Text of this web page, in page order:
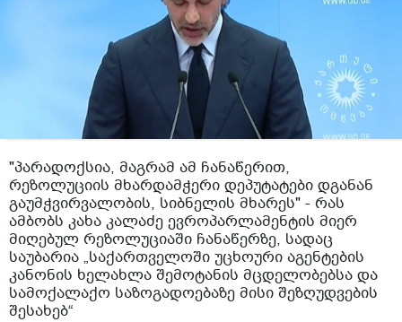
"პარადოქსია, მაგრამ ამ ჩანაწერით,
რეზოლუციის მხარდამჭერი დეპუტატები დგანან
გაუმჭვირვალობის, სიბნელის მხარეს" - რას
ამბობს კახა კალაძე ევროპარლამენტის მიერ
მიღებულ რეზოლუციაში ჩანაწერზე, სადაც
საუბარია „საქართველოში უცხოური აგენტების
კანონის ხელახლა შემოტანის მცდელობებსა და
სამოქალაქო საზოგადოებაზე მისი შეზღუდვების
შესახებ“